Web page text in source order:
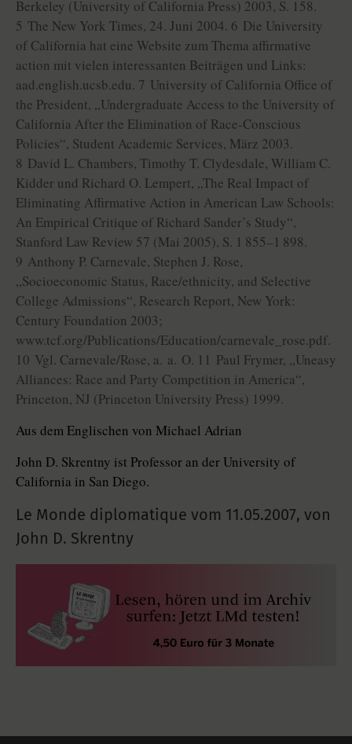
Berkeley (University of California Press) 2003, S. 158.
5 The New York Times, 24. Juni 2004. 6 Die University
of California hat eine Website zum Thema affirmative
action mit vielen interessanten Beiträgen und Links:
aad.english.ucsb.edu. 7 University of California Office of
the President, „Undergraduate Access to the University of
California After the Elimination of Race-Conscious
Policies“, Student Academic Services, März 2003.
8 David L. Chambers, Timothy T. Clydesdale, William C.
Kidder und Richard O. Lempert, „The Real Impact of
Eliminating Affirmative Action in American Law Schools:
An Empirical Critique of Richard Sander’s Study“,
Stanford Law Review 57 (Mai 2005), S. 1 855–1 898.
9 Anthony P. Carnevale, Stephen J. Rose,
„Socioeconomic Status, Race/ethnicity, and Selective
College Admissions“, Research Report, New York:
Century Foundation 2003;
www.tcf.org/Publications/Education/carnevale_rose.pdf.
10 Vgl. Carnevale/Rose, a. a. O. 11 Paul Frymer, „Uneasy
Alliances: Race and Party Competition in America“,
Princeton, NJ (Princeton University Press) 1999.
Aus dem Englischen von Michael Adrian
John D. Skrentny ist Professor an der University of
California in San Diego.
Le Monde diplomatique vom 11.05.2007, von
John D. Skrentny